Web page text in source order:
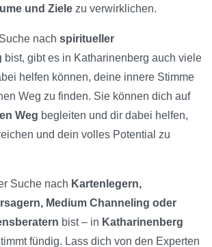
und Ziele zu verwirklichen.
nach spiritueller
bist, gibt es in Katharinenberg auch viele
helfen können, deine innere Stimme
Weg zu finden. Sie können dich auf
Weg begleiten und dir dabei helfen,
und dein volles Potential zu
Suche nach Kartenlegern,
Medium Channeling oder
bist – in Katharinenberg
fündig. Lass dich von den Experten